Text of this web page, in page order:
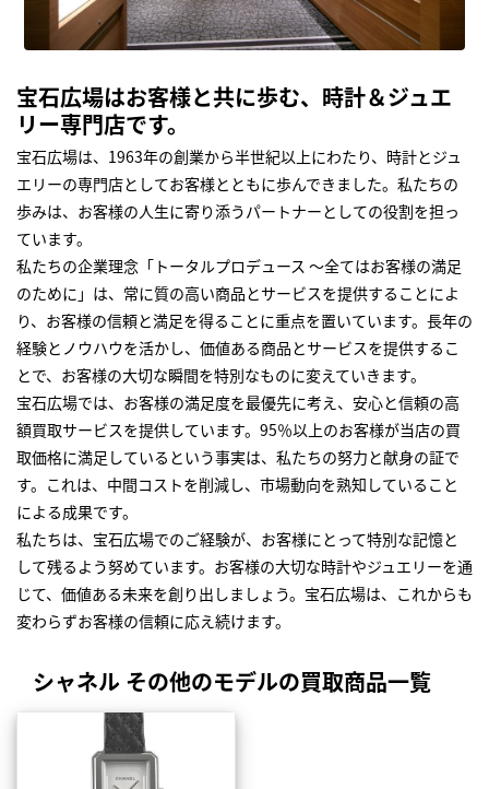
宝石広場はお客様と共に歩む、時計＆ジュエ
リー専門店です。
宝石広場は、1963年の創業から半世紀以上にわたり、時計とジュ
エリーの専門店としてお客様とともに歩んできました。私たちの
歩みは、お客様の人生に寄り添うパートナーとしての役割を担っ
ています。
私たちの企業理念「トータルプロデュース ～全てはお客様の満足
のために」は、常に質の高い商品とサービスを提供することによ
り、お客様の信頼と満足を得ることに重点を置いています。長年の
経験とノウハウを活かし、価値ある商品とサービスを提供するこ
とで、お客様の大切な瞬間を特別なものに変えていきます。
宝石広場では、お客様の満足度を最優先に考え、安心と信頼の高
額買取サービスを提供しています。95％以上のお客様が当店の買
取価格に満足しているという事実は、私たちの努力と献身の証で
す。これは、中間コストを削減し、市場動向を熟知していること
による成果です。
私たちは、宝石広場でのご経験が、お客様にとって特別な記憶と
して残るよう努めています。お客様の大切な時計やジュエリーを通
じて、価値ある未来を創り出しましょう。宝石広場は、これからも
変わらずお客様の信頼に応え続けます。
シャネル その他のモデルの買取商品一覧